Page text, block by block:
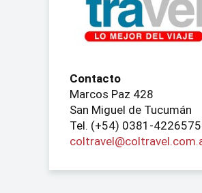
Contacto
Marcos Paz 428
San Miguel de Tucumán
Tel. (+54) 0381-4226575